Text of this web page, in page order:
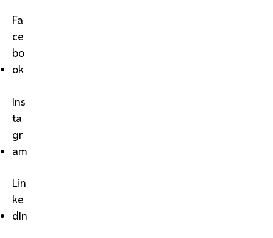
Fa
ce
bo
ok
Ins
ta
gr
am
Lin
ke
dIn